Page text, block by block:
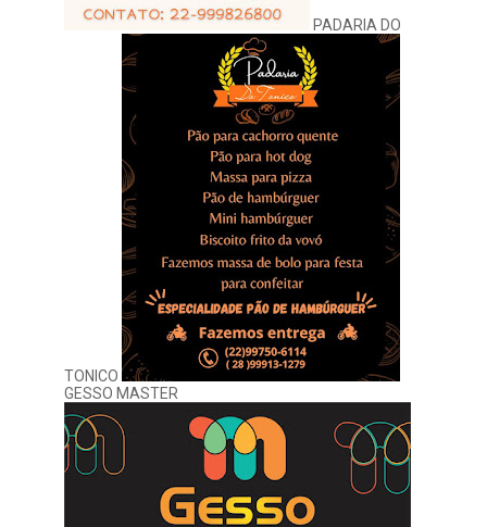
PADARIA DO
TONICO
GESSO MASTER